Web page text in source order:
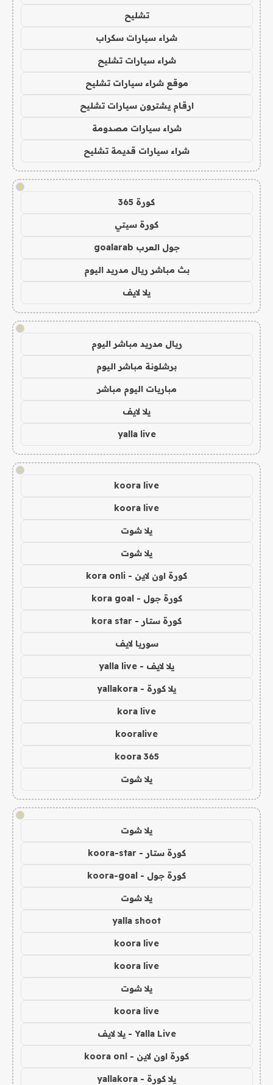
تشليح
شراء سيارات سكراب
شراء سيارات تشليح
موقع شراء سيارات تشليح
ارقام يشترون سيارات تشليح
شراء سيارات مصدومة
شراء سيارات قديمة تشليح
!
كورة 365
كورة سيتي
جول العرب goalarab
بث مباشر ريال مدريد اليوم
يلا لايف
!
ريال مدريد مباشر اليوم
برشلونة مباشر اليوم
مباريات اليوم مباشر
يلا لايف
yalla live
!
koora live
koora live
يلا شوت
يلا شوت
كورة اون لاين - kora onli
كورة جول - kora goal
كورة ستار - kora star
سوريا لايف
يلا لايف - yalla live
يلا كورة - yallakora
kora live
kooralive
koora 365
يلا شوت
!
يلا شوت
كورة ستار - koora-star
كورة جول - koora-goal
يلا شوت
yalla shoot
koora live
koora live
يلا شوت
koora live
Yalla Live - يلا لايف
كورة اون لاين - koora onl
يلا كورة - yallakora